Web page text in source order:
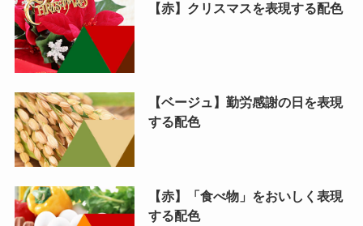
【赤】クリスマスを表現する配色
【ベージュ】勤労感謝の日を表現
する配色
【赤】「食べ物」をおいしく表現
する配色